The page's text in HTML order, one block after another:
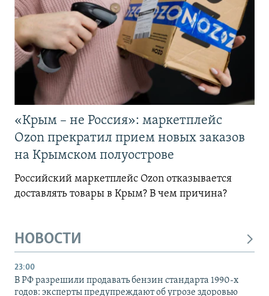
«Крым – не Россия»: маркетплейс
Ozon прекратил прием новых заказов
на Крымском полуострове
Российский маркетплейс Ozon отказывается
доставлять товары в Крым? В чем причина?
НОВОСТИ
23:00
В РФ разрешили продавать бензин стандарта 1990-х
годов: эксперты предупреждают об угрозе здоровью